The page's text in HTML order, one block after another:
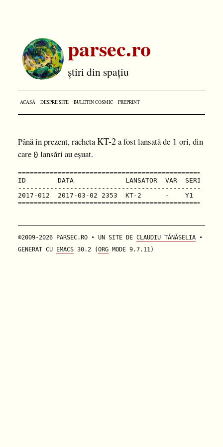
parsec.ro
știri din spațiu
ACASĂ DESPRE SITE BULETIN COSMIC PREPRINT
Până în prezent, rachetaKT-2a fost lansată de 1 ori, din
care 0 lansări au eșuat.
ID        DATA             LANSATOR  VAR  SERIE
2017-012  2017-03-02 2353  KT-2      -    Y1
©2009-2026 PARSEC.RO • UN SITE DE CLAUDIU TĂNĂSELIA•
GENERAT CU EMACS30.2 (ORGMODE 9.7.11)